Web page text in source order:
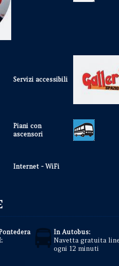
Servizi accessibili
Piani con
ascensori
Internet - WiFi
In Autobus:
Navetta gratuita
ogni 12 minuti